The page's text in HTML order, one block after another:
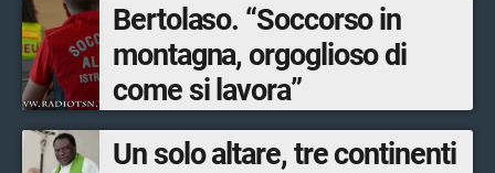
Bertolaso. “Soccorso in
montagna, orgoglioso di
come si lavora”
Un solo altare, tre continenti